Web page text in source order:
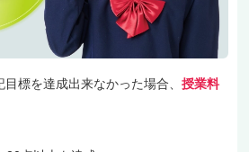
橋区・周辺エリアの生徒さん
準。「1科目＋20点」の成績
と両立しやすい無料の振替制
標を達成出来なかった場合、 授業料